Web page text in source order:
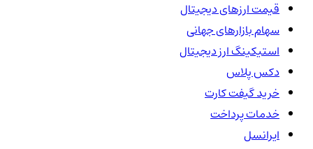
قیمت ارزهای دیجیتال
سهام بازارهای جهانی
استیکینگ ارز دیجیتال
دکس پلاس
خرید گیفت کارت
خدمات پرداخت
ایرانسل